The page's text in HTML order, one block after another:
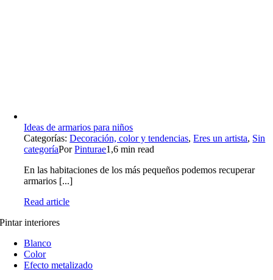
Ideas de armarios para niños
Categorías:Decoración, color y tendencias,Eres un artista, Sin
categoríaPorPinturae1,6 min read
En las habitaciones de los más pequeños podemos recuperar
armarios [...]
Read article
Pintar interiores
Blanco
Color
Efecto metalizado